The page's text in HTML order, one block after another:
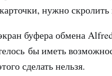
нужно скролить
буфера обмена
бы иметь
сделать нельзя.